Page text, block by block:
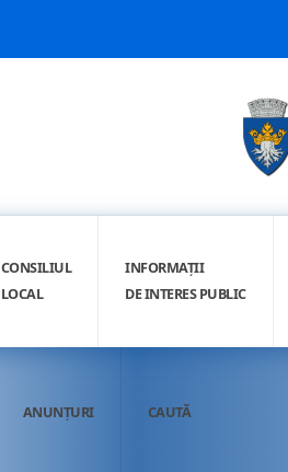
CONSILIUL
LOCAL
INFORMAȚII
DE INTERES PUBLIC
ANUNȚURI CAUTĂ